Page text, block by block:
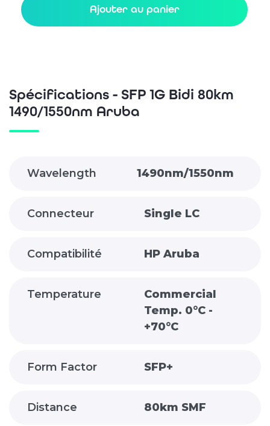
Bidi
80km
Ajouter au panier
Spécifications - SFP 1G Bidi 80km
1490/1550nm Aruba
Wavelength 1490nm/1550nm
Connecteur Single LC
Compatibilité HP Aruba
Temperature
Commercial
Temp. 0°C -
+70°C
Form Factor SFP+
Distance 80km SMF